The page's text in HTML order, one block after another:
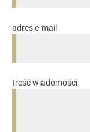
adres e-mail
treść wiadomości